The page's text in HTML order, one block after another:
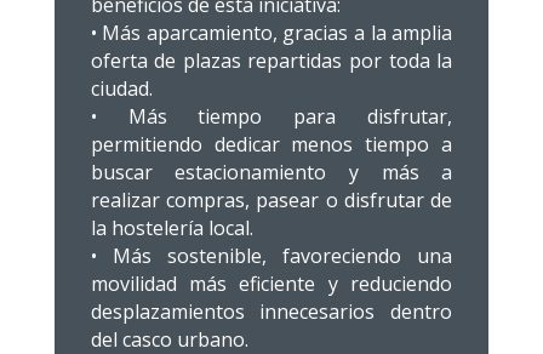
• Más aparcamiento, gracias a la amplia
oferta de plazas repartidas por toda la
ciudad.
• Más tiempo para disfrutar,
permitiendo dedicar menos tiempo a
buscar estacionamiento y más a
realizar compras, pasear o disfrutar de
la hostelería local.
• Más sostenible, favoreciendo una
movilidad más eficiente y reduciendo
desplazamientos innecesarios dentro
del casco urbano.